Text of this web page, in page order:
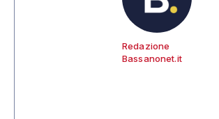
Redazione
Bassanonet.it